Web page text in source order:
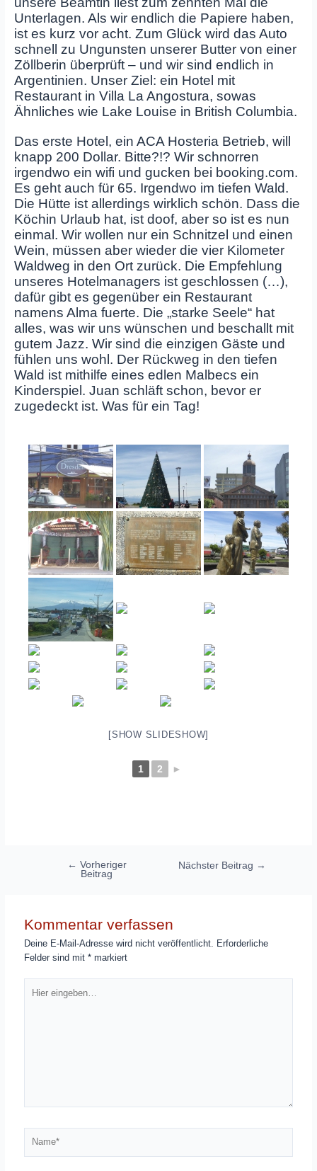
Unterlagen. Als wir endlich die Papiere haben,
ist es kurz vor acht. Zum Glück wird das Auto
schnell zu Ungunsten unserer Butter von einer
Zöllberin überprüft – und wir sind endlich in
Argentinien. Unser Ziel: ein Hotel mit
Restaurant in Villa La Angostura, sowas
Ähnliches wie Lake Louise in British Columbia.
Das erste Hotel, ein ACA Hosteria Betrieb, will
knapp 200 Dollar. Bitte?!? Wir schnorren
irgendwo ein wifi und gucken bei booking.com.
Es geht auch für 65. Irgendwo im tiefen Wald.
Die Hütte ist allerdings wirklich schön. Dass die
Köchin Urlaub hat, ist doof, aber so ist es nun
einmal. Wir wollen nur ein Schnitzel und einen
Wein, müssen aber wieder die vier Kilometer
Waldweg in den Ort zurück. Die Empfehlung
unseres Hotelmanagers ist geschlossen (…),
dafür gibt es gegenüber ein Restaurant
namens Alma fuerte. Die „starke Seele“ hat
alles, was wir uns wünschen und beschallt mit
gutem Jazz. Wir sind die einzigen Gäste und
fühlen uns wohl. Der Rückweg in den tiefen
Wald ist mithilfe eines edlen Malbecs ein
Kinderspiel. Juan schläft schon, bevor er
zugedeckt ist. Was für ein Tag!
[SHOW SLIDESHOW]
1 2 ►
Beitragsnavigation
← Vorheriger
Beitrag
Nächster Beitrag →
Kommentar verfassen
Deine E-Mail-Adresse wird nicht veröffentlicht. Erforderliche
Felder sind mit* markiert
eingeben…